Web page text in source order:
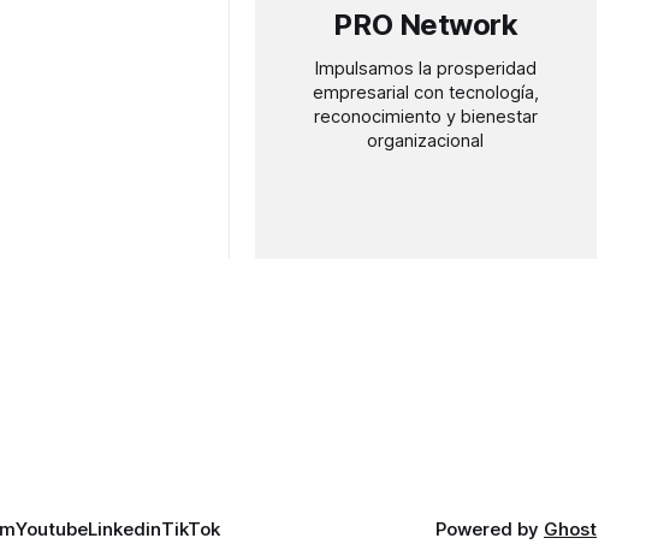
PRO Network
Impulsamos la prosperidad
empresarial con tecnología,
reconocimiento y bienestar
organizacional
YoutubeLinkedinTikTok Powered by Ghost